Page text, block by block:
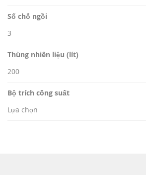
Số chỗ ngồi
3
Thùng nhiên liệu (lít)
200
Bộ trích công suất
Lựa chọn